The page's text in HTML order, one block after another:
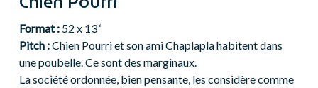
Format : 52 x 13 ‘
Pitch :Chien Pourri et son ami Chaplapla habitent dans
une poubelle. Ce sont des marginaux.
La société ordonnée, bien pensante, les considère comme